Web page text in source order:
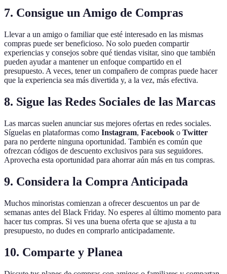
7. Consigue un Amigo de Compras
Llevar a un amigo o familiar que esté interesado en las mismas
compras puede ser beneficioso. No solo pueden compartir
experiencias y consejos sobre qué tiendas visitar, sino que también
pueden ayudar a mantener un enfoque compartido en el
presupuesto. A veces, tener un compañero de compras puede hacer
que la experiencia sea más divertida y, a la vez, más efectiva.
8. Sigue las Redes Sociales de las Marcas
Las marcas suelen anunciar sus mejores ofertas en redes sociales.
Síguelas en plataformas como Instagram, Facebook o Twitter
para no perderte ninguna oportunidad. También es común que
ofrezcan códigos de descuento exclusivos para sus seguidores.
Aprovecha esta oportunidad para ahorrar aún más en tus compras.
9. Considera la Compra Anticipada
Muchos minoristas comienzan a ofrecer descuentos un par de
semanas antes del Black Friday. No esperes al último momento para
hacer tus compras. Si ves una buena oferta que se ajusta a tu
presupuesto, no dudes en comprarlo anticipadamente.
10. Comparte y Planea